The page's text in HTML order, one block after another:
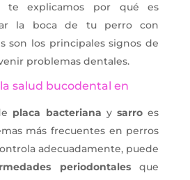
te explicamos por qué es
la boca de tu perro con
son los principales signos de
problemas dentales.
salud bucodental en
placa bacteriana ysarro es
más frecuentes en perros
adecuadamente, puede
periodontalesque